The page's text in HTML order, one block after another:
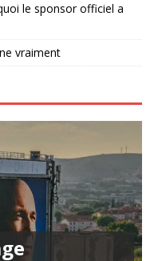
le sponsor officiel a
vraiment